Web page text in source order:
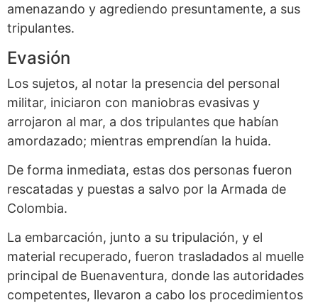
amenazando y agrediendo presuntamente, a sus
tripulantes.
Evasión
Los sujetos, al notar la presencia del personal
militar, iniciaron con maniobras evasivas y
arrojaron al mar, a dos tripulantes que habían
amordazado; mientras emprendían la huida.
De forma inmediata, estas dos personas fueron
rescatadas y puestas a salvo por la Armada de
Colombia.
La embarcación, junto a su tripulación, y el
material recuperado, fueron trasladados al muelle
principal de Buenaventura, donde las autoridades
competentes, llevaron a cabo los procedimientos